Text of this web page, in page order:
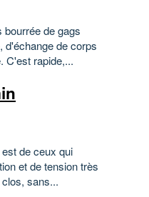
de gags
d'échange de corps
C'est rapide,...
de ceux qui
et de tension très
sans...